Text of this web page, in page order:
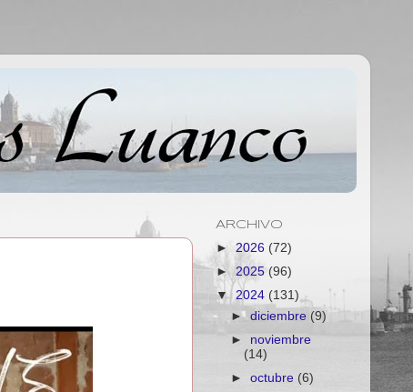
ARCHIVO
► 2026 (72)
► 2025 (96)
▼ 2024 (131)
►diciembre (9)
► noviembre
(14)
►octubre (6)